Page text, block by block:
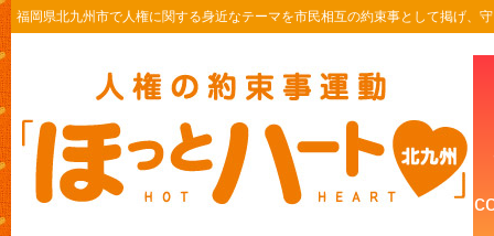
福岡県北九州市で人権に関する身近なテーマを市民相互の約束事として掲げ、